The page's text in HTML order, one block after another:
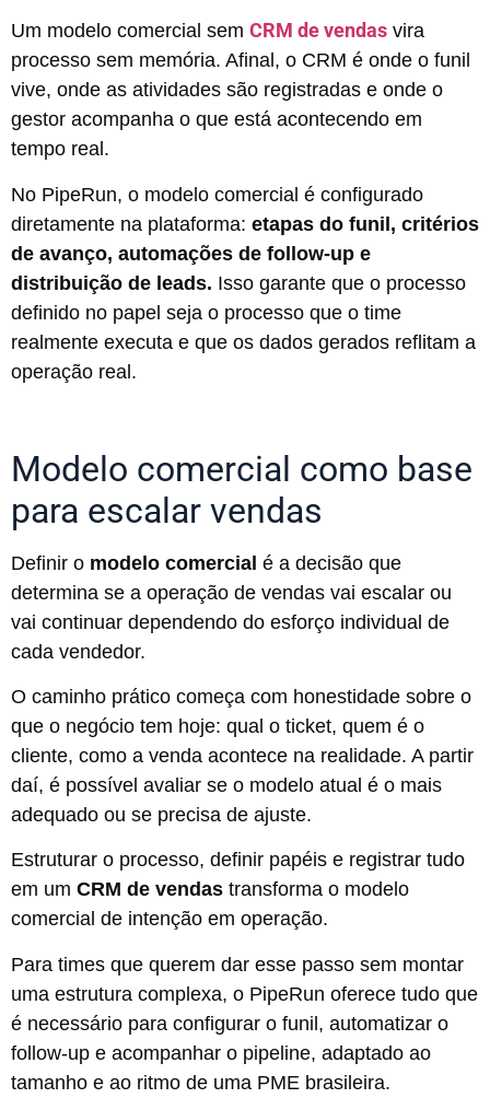
Um modelo comercial sem CRM de vendas vira
processo sem memória. Afinal, o CRM é onde o funil
vive, onde as atividades são registradas e onde o
gestor acompanha o que está acontecendo em
tempo real.
No PipeRun, o modelo comercial é configurado
diretamente na plataforma: etapas do funil, critérios
de avanço, automações de follow-up e
distribuição de leads. Isso garante que o processo
definido no papel seja o processo que o time
realmente executa e que os dados gerados reflitam a
operação real.
Modelo comercial como base
para escalar vendas
Definir o modelo comercial é a decisão que
determina se a operação de vendas vai escalar ou
vai continuar dependendo do esforço individual de
cada vendedor.
O caminho prático começa com honestidade sobre o
que o negócio tem hoje: qual o ticket, quem é o
cliente, como a venda acontece na realidade. A partir
daí, é possível avaliar se o modelo atual é o mais
adequado ou se precisa de ajuste.
Estruturar o processo, definir papéis e registrar tudo
em um CRM de vendas transforma o modelo
comercial de intenção em operação.
Para times que querem dar esse passo sem montar
uma estrutura complexa, o PipeRun oferece tudo que
é necessário para configurar o funil, automatizar o
follow-up e acompanhar o pipeline, adaptado ao
tamanho e ao ritmo de uma PME brasileira.